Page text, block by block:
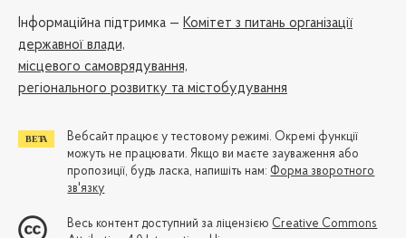
Iнформаційна підтримка — Комітет з питань організації
державної влади,
місцевого самоврядування,
регіонального розвитку та містобудування
Вебсайт працює у тестовому режимі. Окремі функції
можуть не працювати. Якщо ви маєте зауваження або
пропозиції, будь ласка, напишіть нам: Форма зворотного
зв'язку
Весь контент доступний за ліцензією Creative Commons